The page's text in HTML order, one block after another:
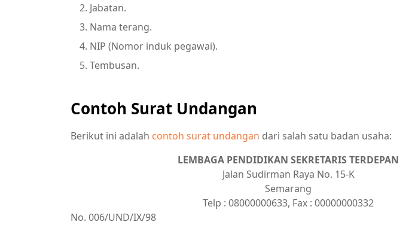
Jabatan.
Nama terang.
NIP (Nomor induk pegawai).
Tembusan.
Contoh Surat Undangan
Berikut ini adalah contoh surat undangan dari salah satu badan usaha:
LEMBAGA PENDIDIKAN SEKRETARIS TERDEPAN
Jalan Sudirman Raya No. 15-K
Semarang
Telp : 08000000633, Fax : 00000000332
No. 006/UND/IX/98